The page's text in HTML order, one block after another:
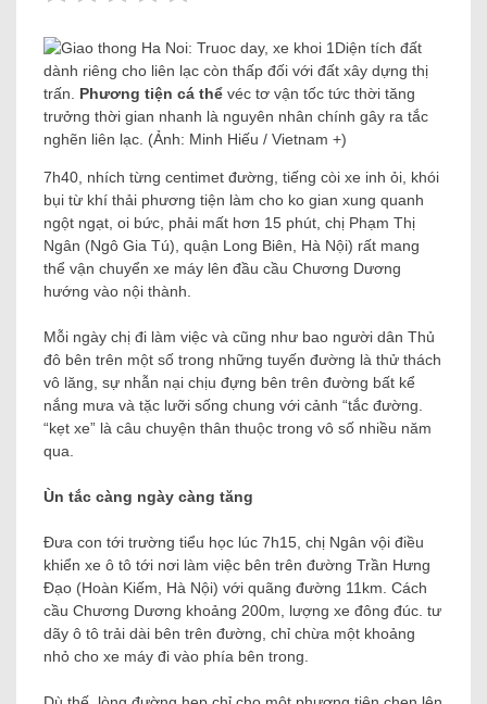
Diện tích đất
dành riêng cho liên lạc còn thấp đối với đất xây dựng thị
trấn. Phương tiện cá thể véc tơ vận tốc tức thời tăng
trưởng thời gian nhanh là nguyên nhân chính gây ra tắc
nghẽn liên lạc. (Ảnh: Minh Hiếu / Vietnam +)
7h40, nhích từng centimet đường, tiếng còi xe inh ỏi, khói
bụi từ khí thải phương tiện làm cho ko gian xung quanh
ngột ngạt, oi bức, phải mất hơn 15 phút, chị Phạm Thị
Ngân (Ngô Gia Tú), quận Long Biên, Hà Nội) rất mang
thể vận chuyển xe máy lên đầu cầu Chương Dương
hướng vào nội thành.
Mỗi ngày chị đi làm việc và cũng như bao người dân Thủ
đô bên trên một số trong những tuyến đường là thử thách
vô lăng, sự nhẫn nại chịu đựng bên trên đường bất kể
nắng mưa và tặc lưỡi sống chung với cảnh “tắc đường.
“kẹt xe” là câu chuyện thân thuộc trong vô số nhiều năm
qua.
Ùn tắc càng ngày càng tăng
Đưa con tới trường tiểu học lúc 7h15, chị Ngân vội điều
khiển xe ô tô tới nơi làm việc bên trên đường Trần Hưng
Đạo (Hoàn Kiếm, Hà Nội) với quãng đường 11km. Cách
cầu Chương Dương khoảng 200m, lượng xe đông đúc. tư
dãy ô tô trải dài bên trên đường, chỉ chừa một khoảng
nhỏ cho xe máy đi vào phía bên trong.